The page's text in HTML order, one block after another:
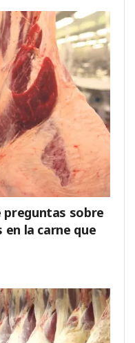
preguntas sobre
la carne que